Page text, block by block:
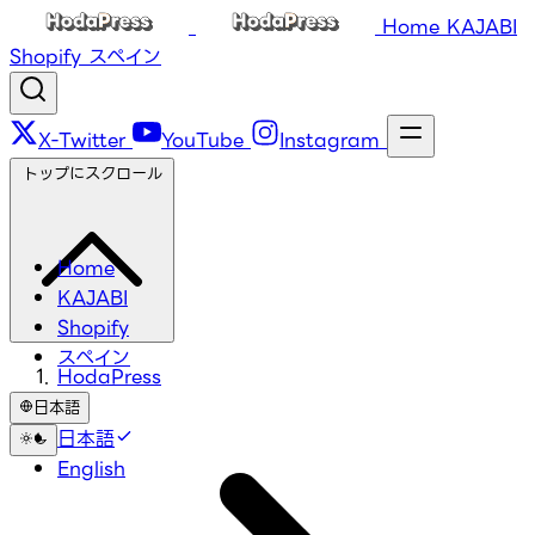
Home KAJABI
Shopify スペイン
X-Twitter YouTube Instagram
Home
KAJABI
Shopify
スペイン
日本語
日本語
English
トップにスクロール
HodaPress